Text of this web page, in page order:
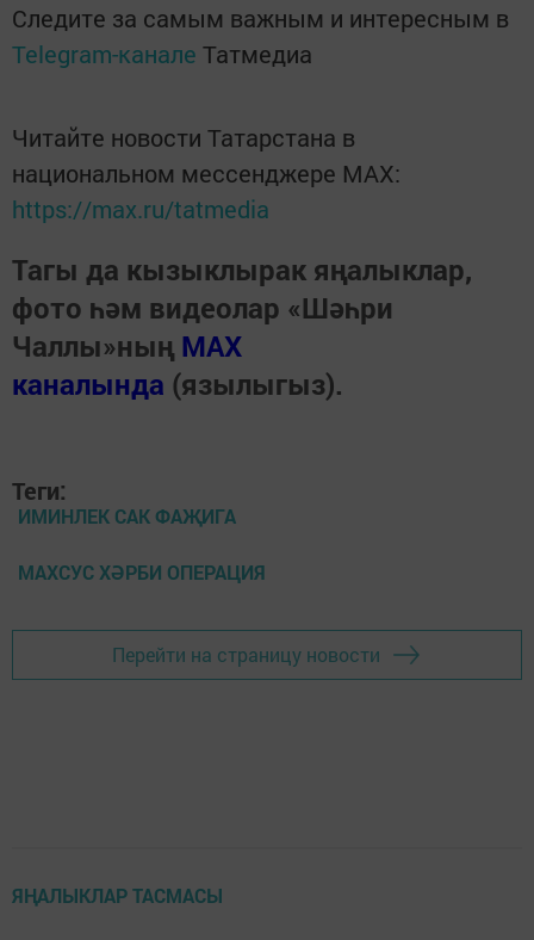
Следите за самым важным и интересным в
Telegram-канале Татмедиа
Читайте новости Татарстана в
национальном мессенджере MАХ:
https://max.ru/tatmedia
Тагы да кызыклырак яңалыклар,
фото һәм видеолар «Шәһри
Чаллы»ның MAX
каналында (язылыгыз).
Теги:
ИМИНЛЕК САК ФАҖИГА
МАХСУС ХӘРБИ ОПЕРАЦИЯ
Перейти на страницу новости
ЯҢАЛЫКЛАР ТАСМАСЫ